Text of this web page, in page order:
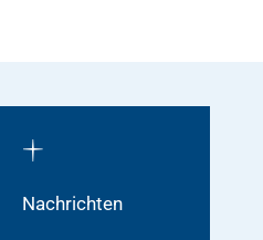
Nachrichten